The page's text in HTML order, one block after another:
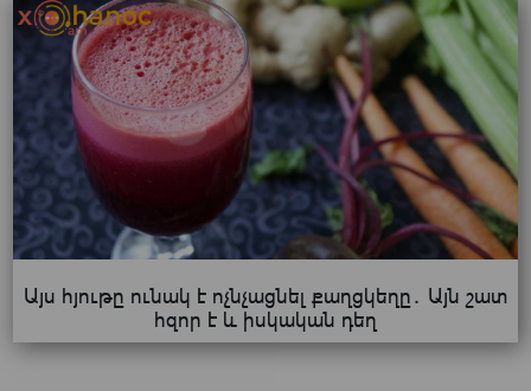
Այս հյութը ունակ է ոչնչացնել քաղցկեղը․ Այն շատ
հզոր է և իսկական դեղ